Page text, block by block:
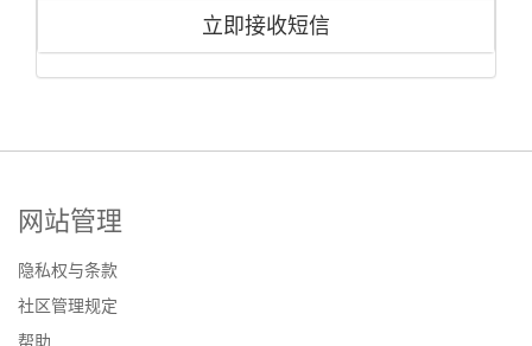
立即接收短信
网站管理
隐私权与条款
社区管理规定
帮助